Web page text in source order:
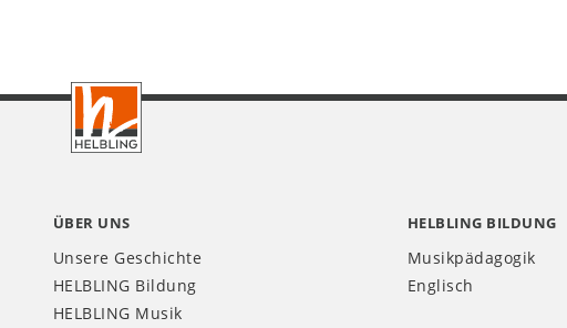
Footer
ÜBER UNS
Unsere Geschichte
HELBLING Bildung
HELBLING Musik
HELBLING BILDUNG
Musikpädagogik
Englisch